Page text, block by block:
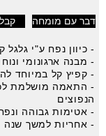
דבר עם מומחה
- כיוון נפח ע"י גלגל
- מבנה ארגונומי
- קפיץ קל במיוחד
- התאמה מושלמת
הנפוצים
- אטימות גבוהה
- אחריות למשך שנה